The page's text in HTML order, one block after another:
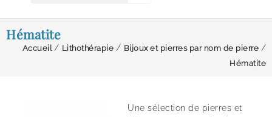
Hématite
Accueil Lithothérapie
Bijoux et pierres par nom de pierre
Hématite
Une sélection de pierres et